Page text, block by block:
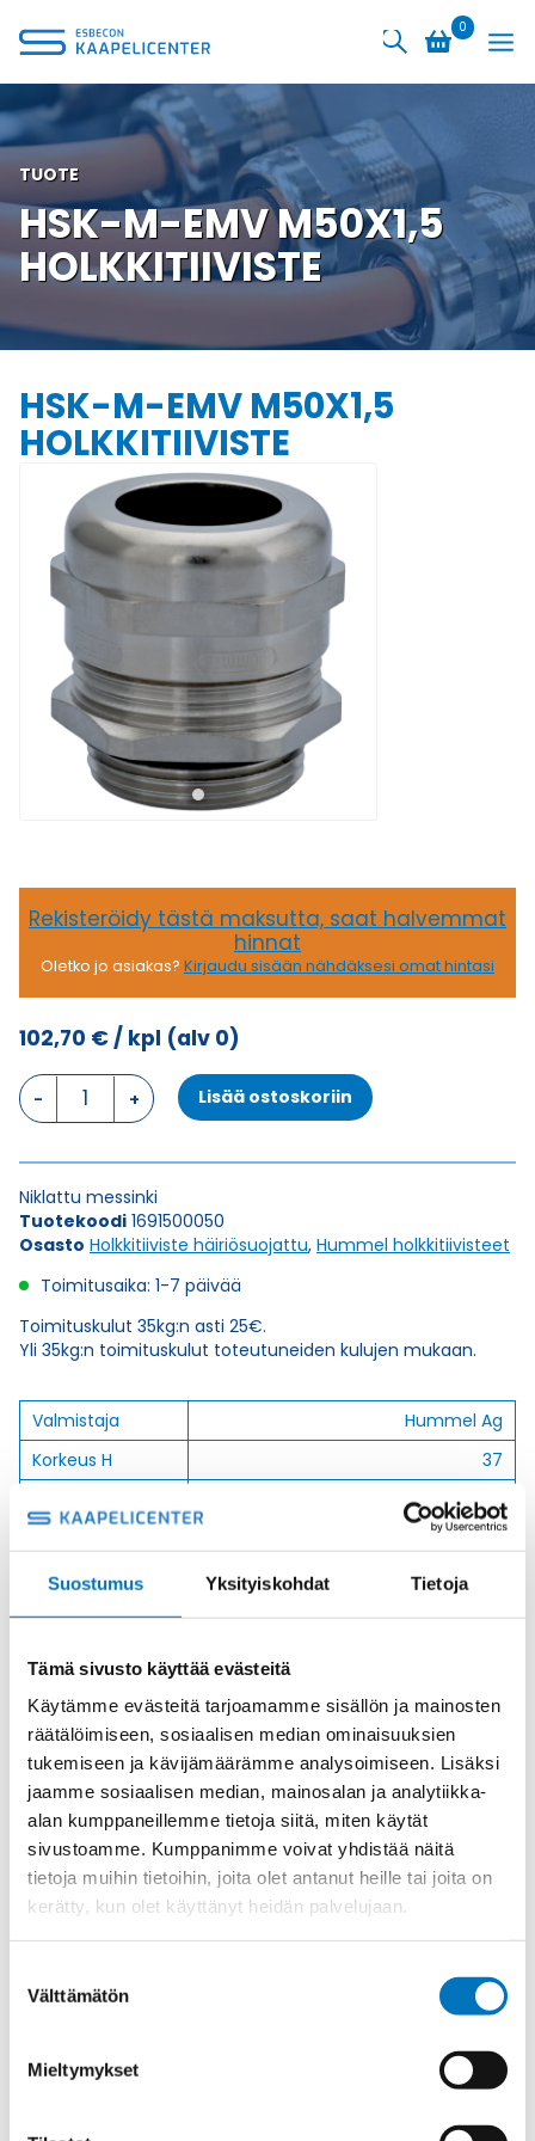
Suostumus Yksityiskohdat Tietoja
Tämä sivusto käyttää evästeitä
Käytämme evästeitä tarjoamamme sisällön ja mainosten
räätälöimiseen, sosiaalisen median ominaisuuksien
tukemiseen ja kävijämäärämme analysoimiseen. Lisäksi
jaamme sosiaalisen median, mainosalan ja analytiikka-
alan kumppaneillemme tietoja siitä, miten käytät
sivustoamme. Kumppanimme voivat yhdistää näitä
tietoja muihin tietoihin, joita olet antanut heille tai joita on
kerätty, kun olet käyttänyt heidän palvelujaan.
valinta
Välttämätön
Mieltymykset
sisältöön
0
TUOTE
HSK-M-EMV M50X1,5
HOLKKITIIVISTE
HSK-M-EMV M50X1,5
HOLKKITIIVISTE
Rekisteröidy tästä maksutta, saat halvemmat
hinnat
Oletko jo asiakas? Kirjaudu sisään nähdäksesi omat hintasi
102,70 €/ kpl (alv 0)
HSK-
M-
M50X1,5
määrä
Lisää ostoskoriin
Niklattu messinki
Tuotekoodi 1691500050
Osasto Holkkitiiviste häiriösuojattu, Hummel holkkitiivisteet
Toimitusaika: 1-7 päivää
Toimituskulut 35kg:n asti 25€.
Yli 35kg:n toimituskulut toteutuneiden kulujen mukaan.
Valmistaja
Hummel Ag
Korkeus H
37
Gl
9
Kierre
Ulkokierre Ag
Normen
RoHS;M
Min [C]
-40
Max [C]
Käyttölämpötila
'-40°C to +100°C
O-Rengas
Avaimenkuva 1
57
Setrifikaatti
Logot
CE;VDE;UL;CSA;DNV-
GL;NEMA;Bahnzulassung;cUL
32